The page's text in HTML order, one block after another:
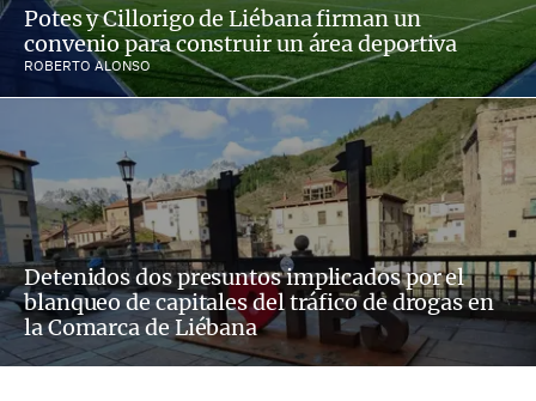
Potes y Cillorigo de Liébana firman un
convenio para construir un área deportiva
ROBERTO ALONSO
Detenidos dos presuntos implicados por el
blanqueo de capitales del tráfico de drogas en
la Comarca de Liébana